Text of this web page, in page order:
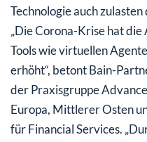
Technologie auch
„Die Corona-Krise hat
Tools wie virtuellen
erhöht“, betont Bain-
der Praxisgruppe
Europa, Mittlerer Osten
für Financial Services.